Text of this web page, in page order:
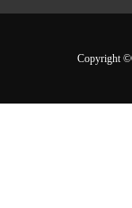
Copyright